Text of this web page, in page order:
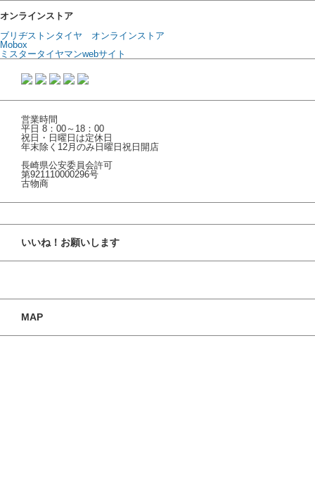
オンラインストア
ブリヂストンタイヤ オンラインストア
Mobox
ミスタータイヤマンwebサイト
営業時間
平日 8：00～18：00
祝日・日曜日は定休日
年末除く12月のみ日曜日祝日開店
長崎県公安委員会許可
第921110000296号
古物商
いいね！お願いします
MAP